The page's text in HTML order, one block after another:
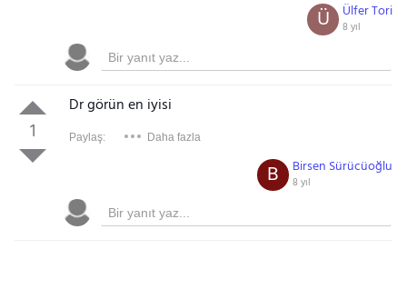
Ülfer Tori
8 yıl
Ü
1
Dr görün en iyisi
Paylaş: Daha fazla
Birsen Sürücüoğlu
8 yıl
B